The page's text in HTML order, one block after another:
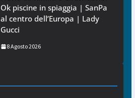
Ok piscine in spiaggia | SanPa
al centro dell’Europa | Lady
Gucci
8 Agosto 2026